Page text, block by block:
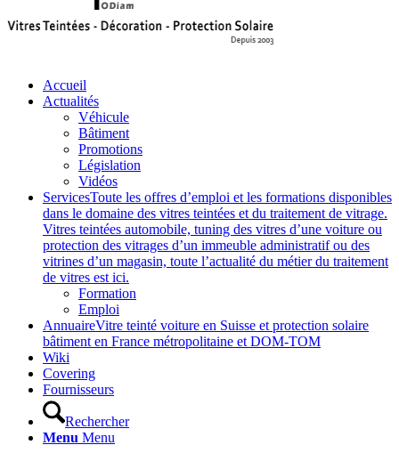
Accueil
Actualités
Véhicule
Bâtiment
Promotions
Législation
Vidéos
ServicesToute les offres d’emploi et les formations disponibles
dans le domaine des vitres teintées et du traitement de vitrage.
Vitres teintées automobile, tuning des vitres d’une voiture ou
protection des vitrages d’un immeuble administratif ou des
vitrines d’un magasin, toute l’actualité du métier du traitement
de vitres est ici.
Formation
Emploi
AnnuaireVitre teinté voiture en Suisse et protection solaire
bâtiment en France métropolitaine et DOM-TOM
Wiki
Covering
Fournisseurs
Rechercher
Menu Menu